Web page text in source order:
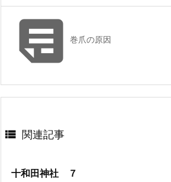
巻爪の原因
 関連記事
十和田神社 ７